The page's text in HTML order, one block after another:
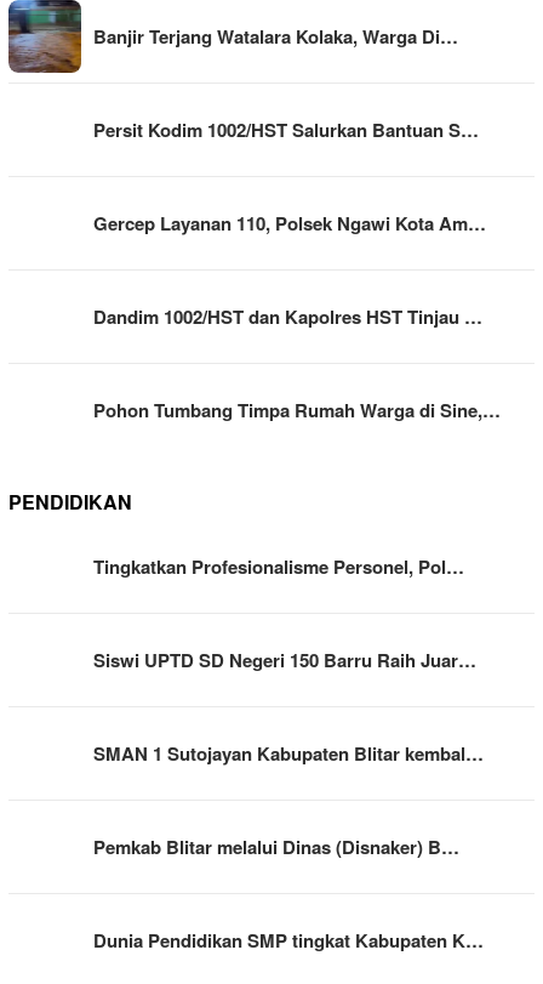
Banjir Terjang Watalara Kolaka, Warga Di…
Persit Kodim 1002/HST Salurkan Bantuan S…
Gercep Layanan 110, Polsek Ngawi Kota Am…
Dandim 1002/HST dan Kapolres HST Tinjau …
Pohon Tumbang Timpa Rumah Warga di Sine,…
PENDIDIKAN
Tingkatkan Profesionalisme Personel, Pol…
Siswi UPTD SD Negeri 150 Barru Raih Juar…
SMAN 1 Sutojayan Kabupaten Blitar kembal…
Pemkab Blitar melalui Dinas (Disnaker) B…
Dunia Pendidikan SMP tingkat Kabupaten K…